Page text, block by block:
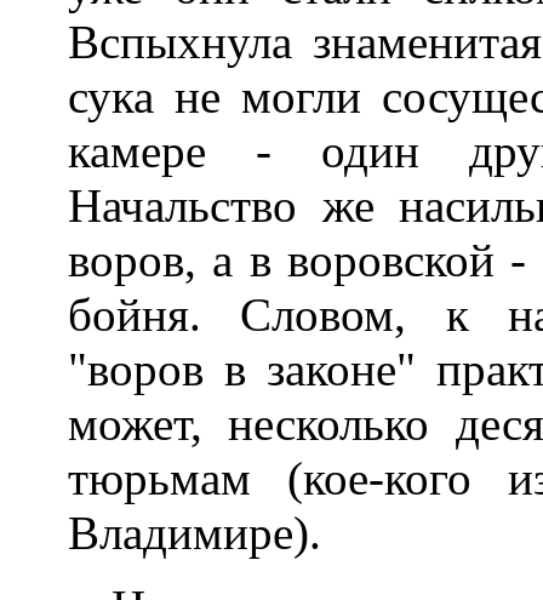
Вспыхнула
сука не могли
камере - один
Начальство же
воров, а в воровской
бойня. Словом, к
"воров в законе"
может, несколько
тюрьмам (кое-кого
Владимире).